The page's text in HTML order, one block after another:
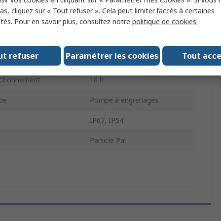
257mm
de batterie 5h
10 h
Pompe à engrenages
IP67, IP54
Particle Pal
cliquez sur « Tout refuser ». Cela peut limiter l’accès à certaines
Pour en savoir plus, consultez notre politique de cookies.
Tout
Paramétrer les cookies
refuser